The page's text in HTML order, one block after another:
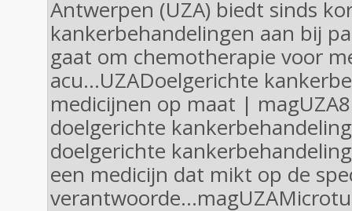
Antwerpen (UZA) biedt sinds
kankerbehandelingen aan bij
gaat om chemotherapie voor
acu...UZADoelgerichte
medicijnen op maat |
doelgerichte
doelgerichte
een medicijn dat mikt op de